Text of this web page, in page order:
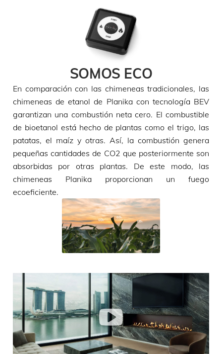
SOMOS ECO
En comparación con las chimeneas tradicionales, las
chimeneas de etanol de Planika con tecnología BEV
garantizan una combustión neta cero. El combustible
de bioetanol está hecho de plantas como el trigo, las
patatas, el maíz y otras. Así, la combustión genera
pequeñas cantidades de CO2 que posteriormente son
absorbidas por otras plantas. De este modo, las
chimeneas Planika proporcionan un fuego
ecoeficiente.